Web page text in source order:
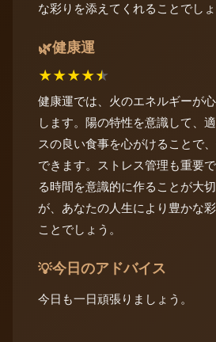
な彩りを添えてくれることでしょ
🌿健康運
★★★★★
健康運では、火のエネルギーが
します。陽の特性を意識して、
スの良い食事を心がけることで
できます。ストレス管理も重要
る時間を意識的に作ることが大
が、あなたの人生により豊かな
ことでしょう。
💡今日のアドバイス
今日も一日頑張りましょう。